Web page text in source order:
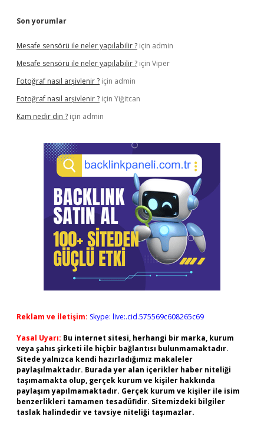
Son yorumlar
Mesafe sensörü ile neler yapılabilir ? için admin
Mesafe sensörü ile neler yapılabilir ? için Viper
Fotoğraf nasıl arşivlenir ? için admin
Fotoğraf nasıl arşivlenir ? için Yiğitcan
Kam nedir din ? için admin
Reklam ve İletişim: Skype: live:.cid.575569c608265c69
Yasal Uyarı: Bu internet sitesi, herhangi bir marka, kurum
veya şahıs şirketi ile hiçbir bağlantısı bulunmamaktadır.
Sitede yalnızca kendi hazırladığımız makaleler
paylaşılmaktadır. Burada yer alan içerikler haber niteliği
taşımamakta olup, gerçek kurum ve kişiler hakkında
paylaşım yapılmamaktadır. Gerçek kurum ve kişiler ile isim
benzerlikleri tamamen tesadüfidir. Sitemizdeki bilgiler
taslak halindedir ve tavsiye niteliği taşımazlar.